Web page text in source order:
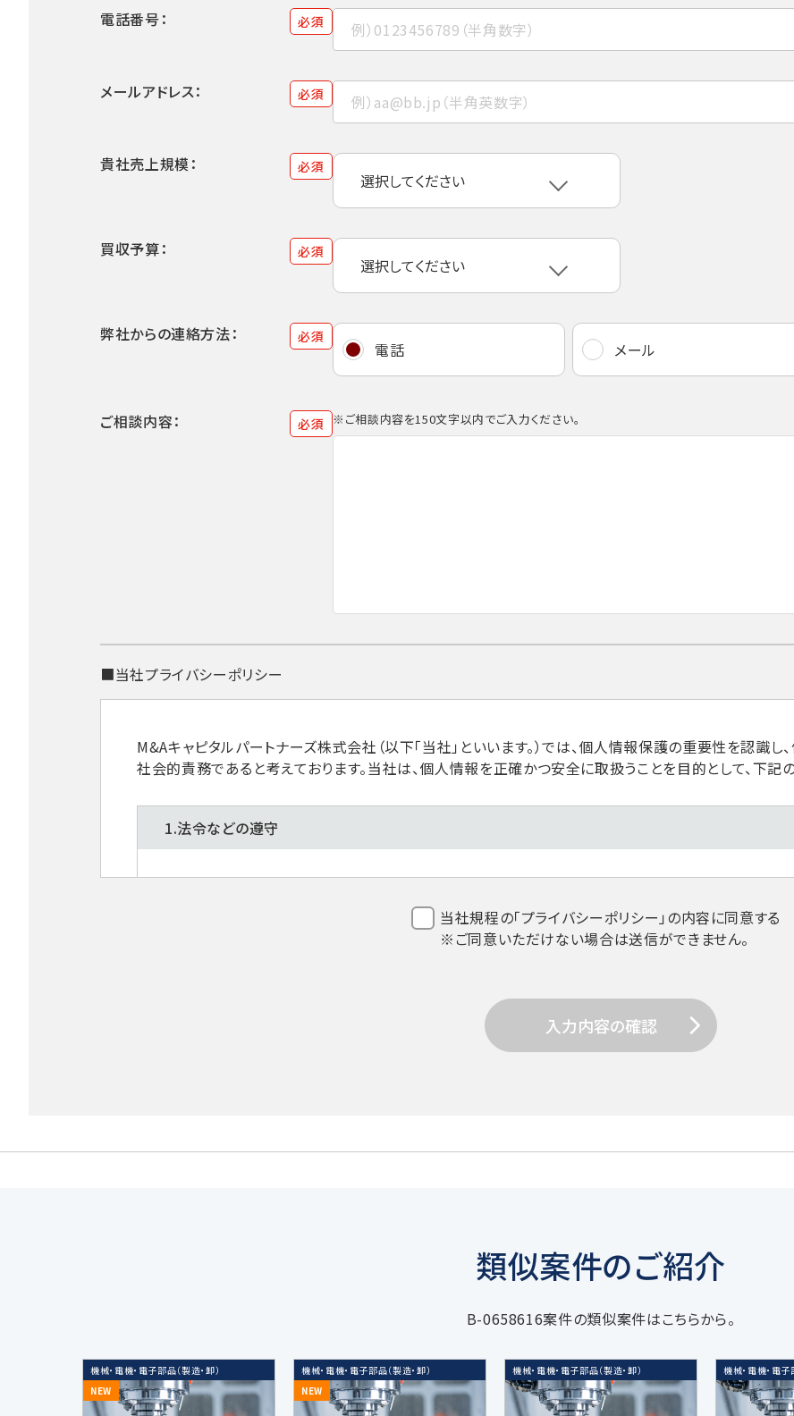
電話番号： 必須
メールアドレス： 必須
貴社売上規模： 必須
買収予算： 必須
弊社からの連絡方法： 必須
電話 メール
ご相談内容： 必須 ※ご相談内容を150文字以内でご入力ください。
■当社プライバシーポリシー
M&Aキャピタルパートナーズ株式会社（以下「当社」といいます。）では、個人情報保護の重要性を認識
社会的責務であると考えております。当社は、個人情報を正確かつ安全に取扱うことを目的として、下記
1.法令などの遵守
当社は、個人情報を取扱うにあたり、個人情報保護法その他関係法令の遵守を全従業員に周知徹底
当社は個人情報を取得する場合、利用目的達成のための必要範囲で、適正かつ適法な手段により取得
当社又は第三者の商品・サービスに関する広告、メールマガジン等、各種ご案内のため
広告効果の分析及びお客様の趣向に合わせた広告情報等の表示、メールマガジン等、各種ご案内
上記各目的に関連する市場分析、マーケティングのため
データのハッシュ化等の加工、統計化の方法等により特定の個人を識別できない形式に加工した
当社規程の「プライバシーポリシー」の内容に同意する
※ご同意いただけない場合は送信ができません。
入力内容の確認
類似案件のご紹介
B-0658616案件の類似案件はこちらから。
機械・電機・電子部品（製造・卸）
NEW
機械・電機・電子部品（製造・卸）
NEW
機械・電機・電子部品（製造・卸） 機械・電機・電子